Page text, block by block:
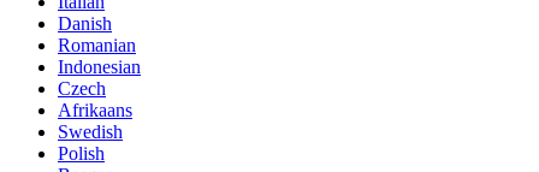
Danish
Romanian
Indonesian
Czech
Afrikaans
Swedish
Polish